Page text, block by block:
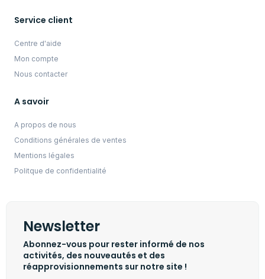
Service client
Centre d'aide
Mon compte
Nous contacter
A savoir
A propos de nous
Conditions générales de ventes
Mentions légales
Politque de confidentialité
Newsletter
Abonnez-vous pour rester informé de nos
activités, des nouveautés et des
réapprovisionnements sur notre site !